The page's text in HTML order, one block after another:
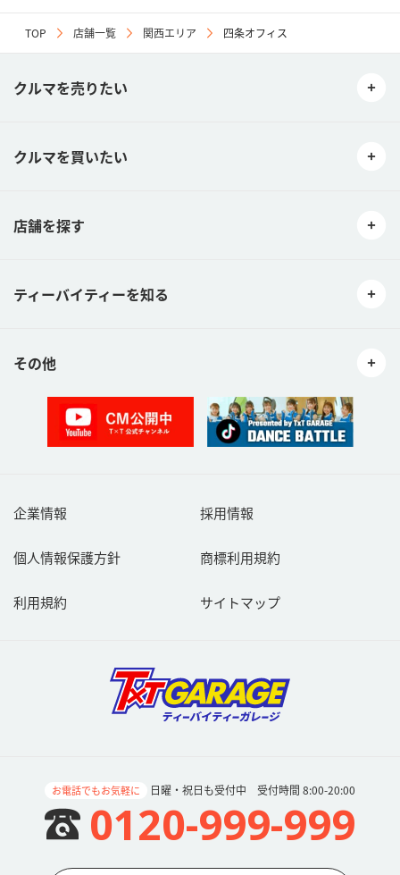
TOP 店舗一覧 関西エリア 四条オフィス
お電話でもお気軽に 日曜・祝日も受付中 受付時間 8:00-20:00
0120-999-999
クルマを売りたい
クルマを買いたい
店舗を探す
ティーバイティーを知る
その他
企業情報 採用情報
個人情報保護方針 商標利用規約
利用規約 サイトマップ